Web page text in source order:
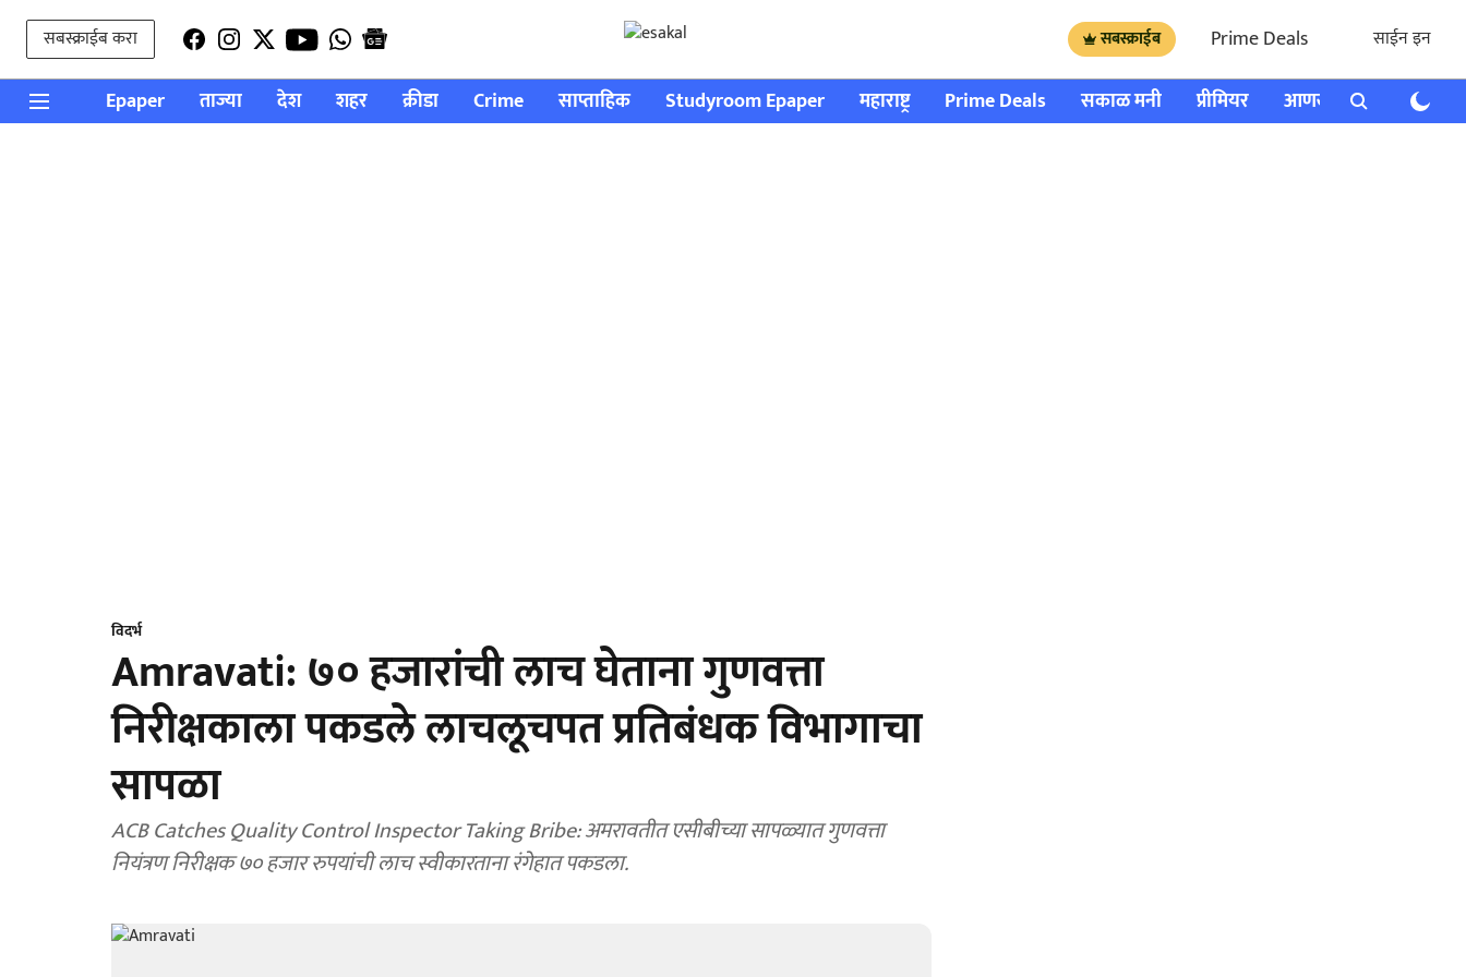
सबस्क्राईब करा सबस्क्राईब Prime Deals साईन इन
Epaper ताज्या देश शहर क्रीडा Crime साप्ताहिक Studyroom Epaper महाराष्ट्र Prime Deals सकाळ मनी प्रीमियर आणखी राशी भविष्य
विदर्भ
Amravati: ७० हजारांची लाच घेताना गुणवत्ता
निरीक्षकाला पकडले लाचलूचपत प्रतिबंधक विभागाचा
सापळा
ACB Catches Quality Control Inspector Taking Bribe: अमरावतीत एसीबीच्या सापळ्यात गुणवत्ता
नियंत्रण निरीक्षक ७० हजार रुपयांची लाच स्वीकारताना रंगेहात पकडला.